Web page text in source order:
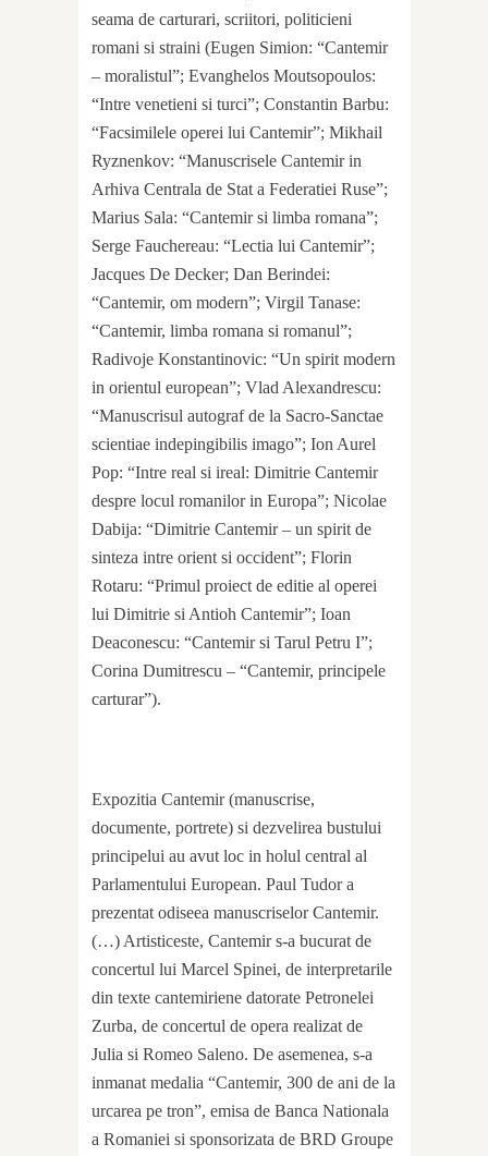
seama de carturari, scriitori, politicieni
romani si straini (Eugen Simion: “Cantemir
– moralistul”; Evanghelos Moutsopoulos:
“Intre venetieni si turci”; Constantin Barbu:
“Facsimilele operei lui Cantemir”; Mikhail
Ryznenkov: “Manuscrisele Cantemir in
Arhiva Centrala de Stat a Federatiei Ruse”;
Marius Sala: “Cantemir si limba romana”;
Serge Fauchereau: “Lectia lui Cantemir”;
Jacques De Decker; Dan Berindei:
“Cantemir, om modern”; Virgil Tanase:
“Cantemir, limba romana si romanul”;
Radivoje Konstantinovic: “Un spirit modern
in orientul european”; Vlad Alexandrescu:
“Manuscrisul autograf de la Sacro-Sanctae
scientiae indepingibilis imago”; Ion Aurel
Pop: “Intre real si ireal: Dimitrie Cantemir
despre locul romanilor in Europa”; Nicolae
Dabija: “Dimitrie Cantemir – un spirit de
sinteza intre orient si occident”; Florin
Rotaru: “Primul proiect de editie al operei
lui Dimitrie si Antioh Cantemir”; Ioan
Deaconescu: “Cantemir si Tarul Petru I”;
Corina Dumitrescu – “Cantemir, principele
carturar”).
Expozitia Cantemir (manuscrise,
documente, portrete) si dezvelirea bustului
principelui au avut loc in holul central al
Parlamentului European. Paul Tudor a
prezentat odiseea manuscriselor Cantemir.
(…) Artisticeste, Cantemir s-a bucurat de
concertul lui Marcel Spinei, de interpretarile
din texte cantemiriene datorate Petronelei
Zurba, de concertul de opera realizat de
Julia si Romeo Saleno. De asemenea, s-a
inmanat medalia “Cantemir, 300 de ani de la
urcarea pe tron”, emisa de Banca Nationala
a Romaniei si sponsorizata de BRD Groupe